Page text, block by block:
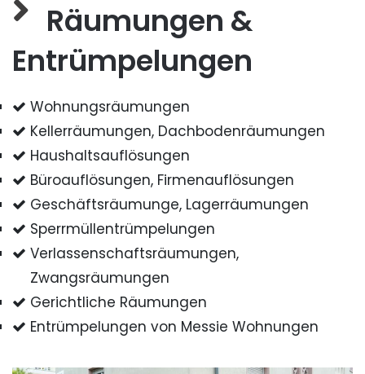
Räumungen &
Entrümpelungen
Wohnungsräumungen
Kellerräumungen, Dachbodenräumungen
Haushaltsauflösungen
Büroauflösungen, Firmenauflösungen
Geschäftsräumunge, Lagerräumungen
Sperrmüllentrümpelungen
Verlassenschaftsräumungen,
Zwangsräumungen
Gerichtliche Räumungen
Entrümpelungen von Messie Wohnungen